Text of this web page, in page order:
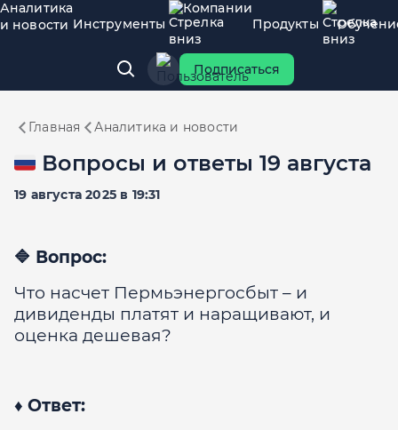
Аналитика
и новости Инструменты
Компании
Продукты
Подписаться
Главная Аналитика и новости
🇷🇺 Вопросы и ответы 19 августа
19 августа 2025 в 19:31
🔷 Вопрос:
Что насчет Пермьэнергосбыт – и
дивиденды платят и наращивают, и
оценка дешевая?
♦️ Ответ: